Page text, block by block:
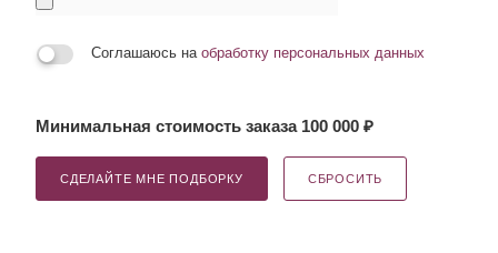
Соглашаюсь на обработку персональных данных
Минимальная стоимость заказа 100 000 ₽
СДЕЛАЙТЕ МНЕ ПОДБОРКУ СБРОСИТЬ